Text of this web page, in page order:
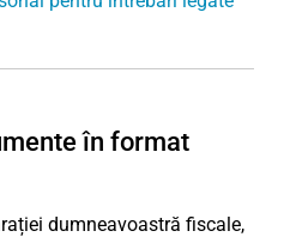
în format
dumneavoastră fiscale,